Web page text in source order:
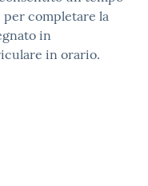
completare la
in
in orario.